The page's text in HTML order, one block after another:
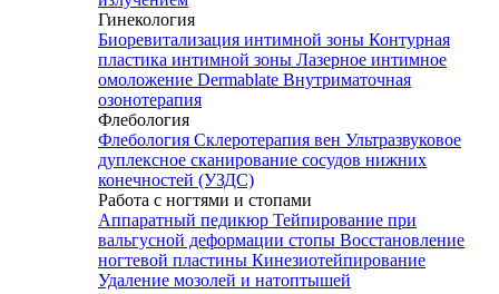
Гинекология
Биоревитализация интимной зоны Контурная
пластика интимной зоны Лазерное интимное
омоложение Dermablate Внутриматочная
озонотерапия
Флебология
Флебология Склеротерапия вен Ультразвуковое
дуплексное сканирование сосудов нижних
конечностей (УЗДС)
Работа с ногтями и стопами
Аппаратный педикюр Тейпирование при
вальгусной деформации стопы Восстановление
ногтевой пластины Кинезиотейпирование
Удаление мозолей и натоптышей